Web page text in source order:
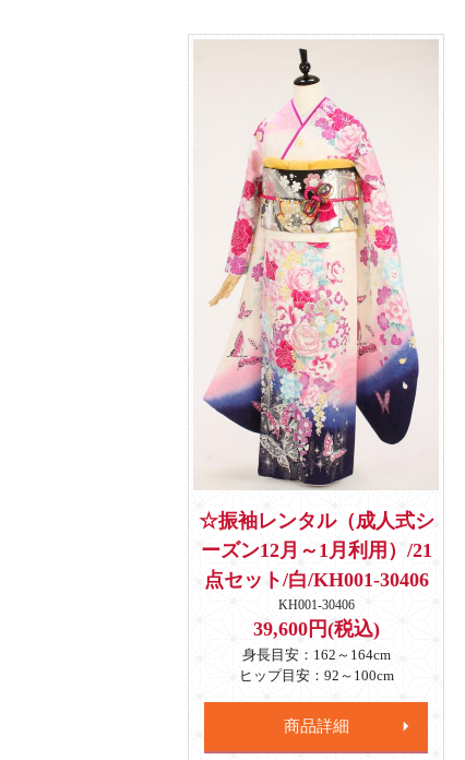
☆振袖レンタル（成人式シ
ーズン12月～1月利用）/21
点セット/白/KH001-30406
KH001-30406
39,600円(税込)
身長目安：162～164cm
ヒップ目安：92～100cm
商品詳細